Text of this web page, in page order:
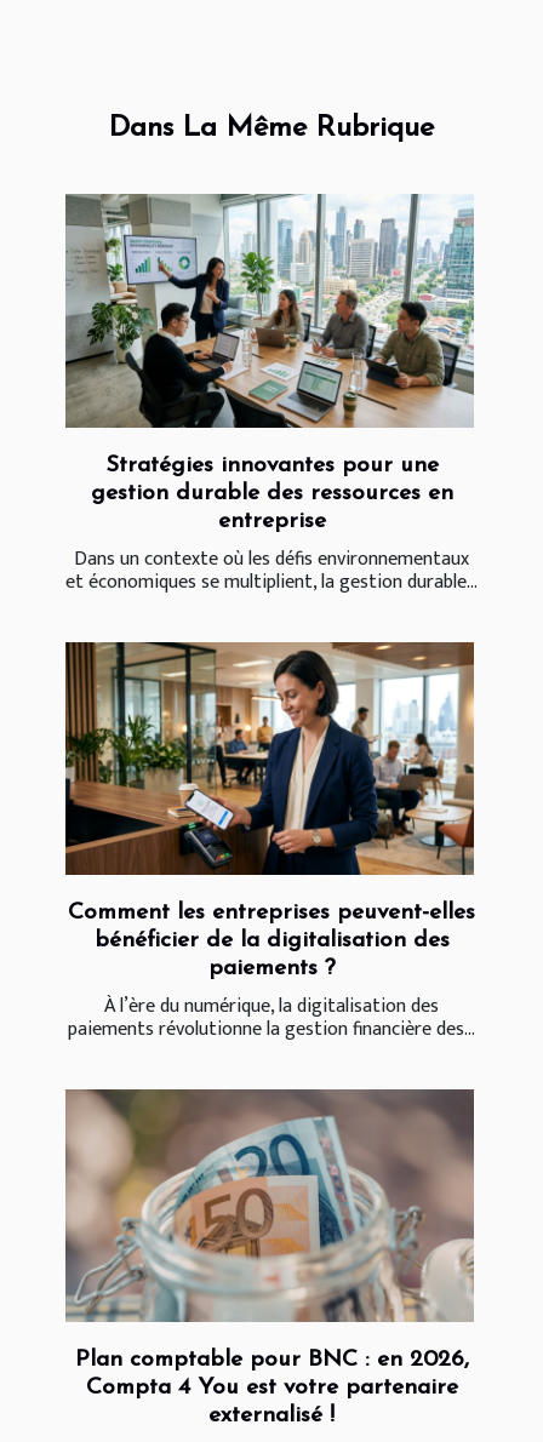
Dans La Même Rubrique
Stratégies innovantes pour une
gestion durable des ressources en
entreprise
Dans un contexte où les défis environnementaux
et économiques se multiplient, la gestion durable...
Comment les entreprises peuvent-elles
bénéficier de la digitalisation des
paiements ?
À l’ère du numérique, la digitalisation des
paiements révolutionne la gestion financière des...
Plan comptable pour BNC : en 2026,
Compta 4 You est votre partenaire
externalisé !